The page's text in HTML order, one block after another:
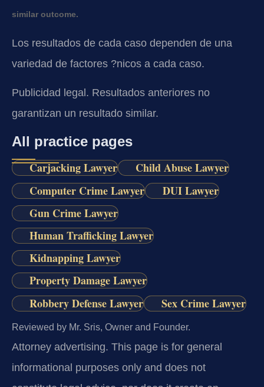
similar outcome.
Los resultados de cada caso dependen de una
variedad de factores ?nicos a cada caso.
Publicidad legal. Resultados anteriores no
garantizan un resultado similar.
All practice pages
Carjacking Lawyer
Child Abuse Lawyer
Computer Crime Lawyer
DUI Lawyer
Gun Crime Lawyer
Human Trafficking Lawyer
Kidnapping Lawyer
Property Damage Lawyer
Robbery Defense Lawyer
Sex Crime Lawyer
Reviewed by Mr. Sris, Owner and Founder.
Attorney advertising. This page is for general
informational purposes only and does not